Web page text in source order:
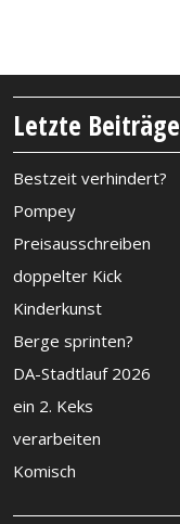
Letzte Beiträge
Bestzeit verhindert?
Pompey
Preisausschreiben
doppelter Kick
Kinderkunst
Berge sprinten?
DA-Stadtlauf 2026
ein 2. Keks
verarbeiten
Komisch